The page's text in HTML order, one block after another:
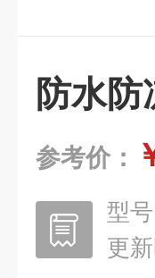
防水
参考价：
型号
更